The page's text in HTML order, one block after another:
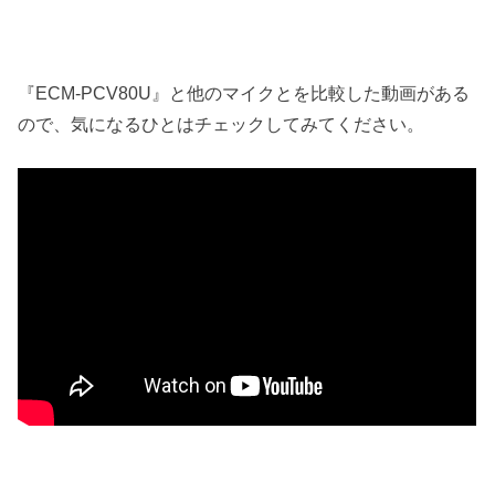
『ECM-PCV80U』と他のマイクとを比較した動画がある
ので、気になるひとはチェックしてみてください。